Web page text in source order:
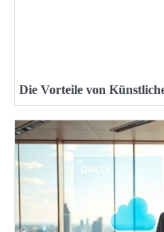
Die Vorteile von